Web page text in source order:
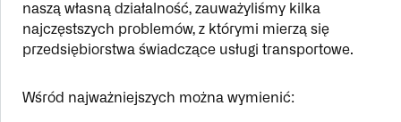
naszą własną działalność, zauważyliśmy kilka
najczęstszych problemów, z którymi mierzą się
przedsiębiorstwa świadczące usługi transportowe.
Wśród najważniejszych można wymienić: